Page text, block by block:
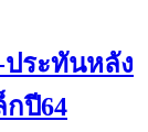
ประทันหลัง
ปี64